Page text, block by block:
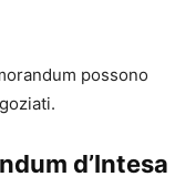
possono
d’Intesa